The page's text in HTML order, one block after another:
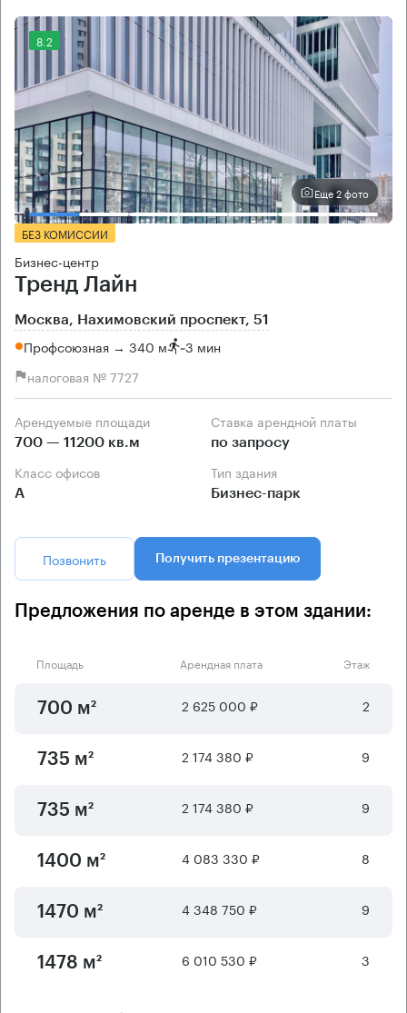
8.2
Еще 2 фото
БЕЗ КОМИССИИ
Бизнес-центр
Тренд Лайн
Москва, Нахимовский проспект, 51
Профсоюзная → 340 м ~3 мин
налоговая № 7727
Арендуемые площади
700 — 11200 кв.м
Ставка арендной платы
по запросу
Класс офисов
А
Тип здания
Бизнес-парк
Позвонить Получить презентацию
Предложения по аренде в этом здании:
Площадь Арендная плата Этаж
700 м² 2 625 000 ₽ 2
735 м² 2 174 380 ₽ 9
735 м² 2 174 380 ₽ 9
1400 м² 4 083 330 ₽ 8
1470 м² 4 348 750 ₽ 9
1478 м² 6 010 530 ₽ 3